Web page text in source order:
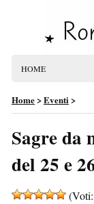
HOME
Home>Eventi>
Sagre da
del 25 e
(Voti: